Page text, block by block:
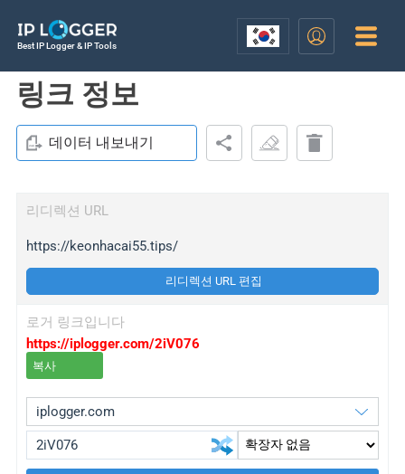
Best IP Logger & IP Tools
링크 정보
데이터 내보내기
리디렉션 URL
https://keonhacai55.tips/
리디렉션 URL 편집
로거 링크입니다
https://iplogger.com/2iV076
복사